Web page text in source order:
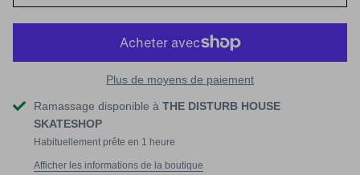
Plus de moyens de paiement
Ramassage disponible à THE DISTURB HOUSE
SKATESHOP
Habituellement prête en 1 heure
Afficher les informations de la boutique